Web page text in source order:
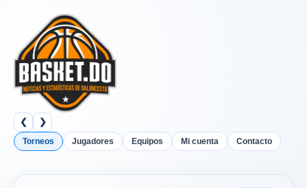
❮ ❯
Torneos Jugadores Equipos Mi cuenta Contacto